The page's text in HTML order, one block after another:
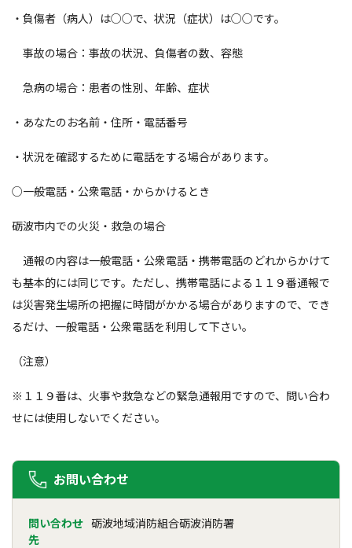
・負傷者（病人）は○○で、状況（症状）は○○です。
事故の場合：事故の状況、負傷者の数、容態
急病の場合：患者の性別、年齢、症状
・あなたのお名前・住所・電話番号
・状況を確認するために電話をする場合があります。
○一般電話・公衆電話・からかけるとき
砺波市内での火災・救急の場合
通報の内容は一般電話・公衆電話・携帯電話のどれからかけて
も基本的には同じです。ただし、携帯電話による１１９番通報で
は災害発生場所の把握に時間がかかる場合がありますので、でき
るだけ、一般電話・公衆電話を利用して下さい。
（注意）
※１１９番は、火事や救急などの緊急通報用ですので、問い合わ
せには使用しないでください。
お問い合わせ
問い合わせ
先
砺波地域消防組合砺波消防署